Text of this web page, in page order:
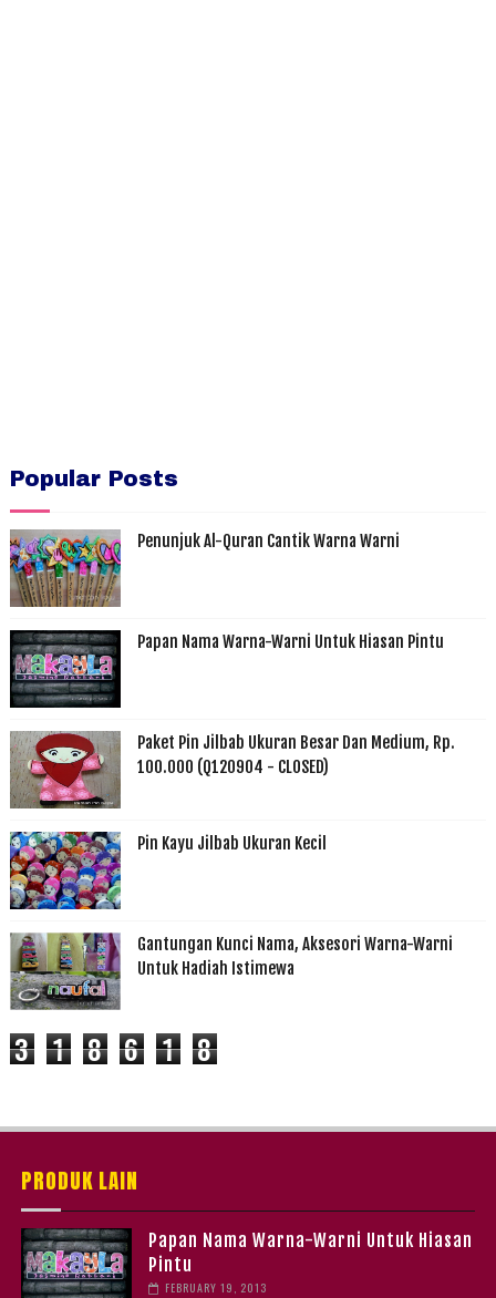
Popular Posts
Penunjuk Al-Quran Cantik Warna Warni
Papan Nama Warna-Warni Untuk Hiasan Pintu
Paket Pin Jilbab Ukuran Besar Dan Medium, Rp.
100.000 (Q120904 - CLOSED)
Pin Kayu Jilbab Ukuran Kecil
Gantungan Kunci Nama, Aksesori Warna-Warni
Untuk Hadiah Istimewa
3 1 8 6 1 8
PRODUK LAIN
Papan Nama Warna-Warni Untuk Hiasan
Pintu
FEBRUARY 19, 2013